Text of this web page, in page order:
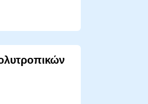
fine-
πρακτικά